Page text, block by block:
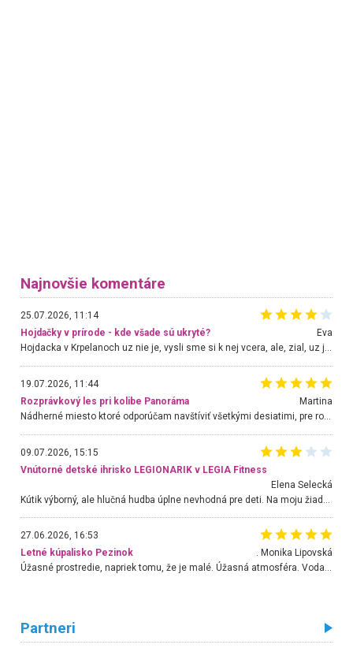
Najnovšie komentáre
25.07.2026, 11:14
Hojdačky v prírode - kde všade sú ukryté?
Eva
Hojdacka v Krpelanoch uz nie je, vysli sme si k nej vcera, ale, zial, uz je znicena. Ak sem planujete cestu len kvoli hojdacke, mozete si ju usetrit. Krasny vyhlad je tu vsak aj bez hojdacky :-)
19.07.2026, 11:44
Rozprávkový les pri kolibe Panoráma
Martina
Nádherné miesto ktoré odporúčam navštíviť všetkými desiatimi, pre rodiny s deťmi, dôchodcom... Proste a jednoducho ozaj rozprávkový les.. určite ešte prídeme. Odniesli sme si na pamiatku krásne tričká,
09.07.2026, 15:15
Vnútorné detské ihrisko LEGIONARIK v LEGIA Fitness
Elena Selecká
27.06.2026, 16:53
Letné kúpalisko Pezinok
. Monika Lipovská
Úžasné prostredie, napriek tomu, že je malé. Úžasná atmosféra. Voda fantastická a nádherná. Ľudí je pomerne veľa, ale su mili a ohľaduplní. Je veľmi zaujímavé sledovať, ako dokážu spolu športovať cudzí ľudia a bez ohľadu na vek. Vládne tu pohoda. Vnuka neviem dostať z vody. Ďakujem za krásny deň . Urcite sa sem vrátim. Jediný problém je s parkovaním, ale aj ten sa mi podarilo vyriešiť. Monika Bratislava
Partneri